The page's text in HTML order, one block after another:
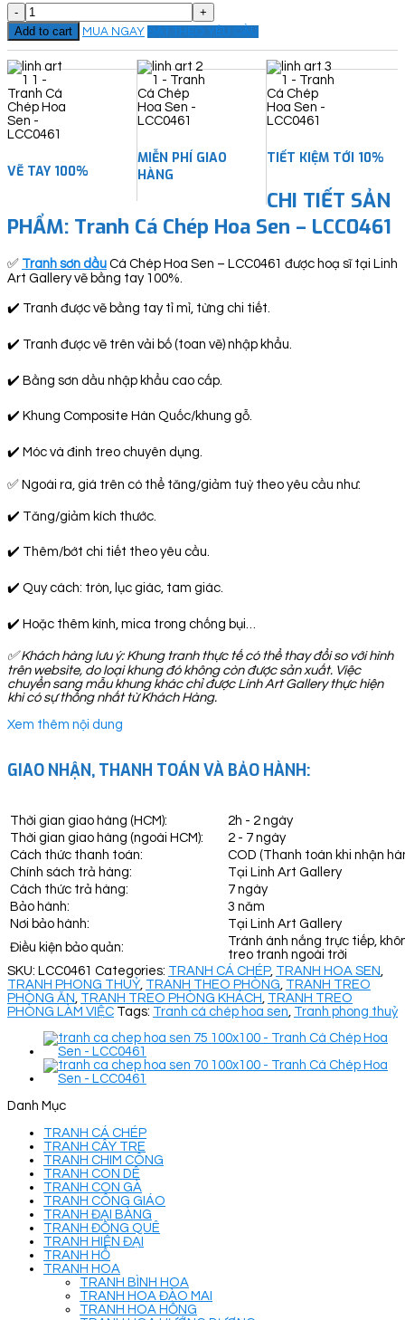
Tranh
Cá
Chép
Hoa
Sen
-
LCC0461
quantity
Add to cart MUA NGAY ĐẶT THEO YÊU CẦU
VẼ TAY 100%
MIỄN PHÍ GIAO
HÀNG
TIẾT KIỆM TỚI 10%
CHI TIẾT SẢN
PHẨM: Tranh Cá Chép Hoa Sen – LCC0461
✅ Tranh sơn dầu Cá Chép Hoa Sen – LCC0461 được hoạ sĩ tại Linh
Art Gallery vẽ bằng tay 100%.
✔️ Tranh được vẽ bằng tay tỉ mỉ, từng chi tiết.
✔️ Tranh được vẽ trên vải bố (toan vẽ) nhập khẩu.
✔️ Bằng sơn dầu nhập khẩu cao cấp.
✔️ Khung Composite Hàn Quốc/khung gỗ.
✔️ Móc và đinh treo chuyên dụng.
✅ Ngoài ra, giá trên có thể tăng/giảm tuỳ theo yêu cầu như:
✔️ Tăng/giảm kích thước.
✔️ Thêm/bớt chi tiết theo yêu cầu.
✔️ Quy cách: tròn, lục giác, tam giác.
✔️ Hoặc thêm kính, mica trong chống bụi…
✅Khách hàng lưu ý: Khung tranh thực tế có thể thay đổi so với hình
trên website, do loại khung đó không còn được sản xuất. Việc
chuyển sang mẫu khung khác chỉ được Linh Art Gallery thực hiện
khi có sự thống nhất từ Khách Hàng.
Xem thêm nội dung
GIAO NHẬN, THANH TOÁN VÀ BẢO HÀNH:
Thời gian giao hàng (HCM):
2h - 2 ngày
Thời gian giao hàng (ngoài HCM):
2 - 7 ngày
Cách thức thanh toán:
COD (Thanh toán khi nhận
Chính sách trả hàng:
Tại Linh Art Gallery
Cách thức trả hàng:
7 ngày
Bảo hành:
3 năm
Nơi bảo hành:
Tại Linh Art Gallery
Điều kiện bảo quản:
Tránh ánh nắng trực tiếp,
treo tranh ngoài trời
SKU: LCC0461 Categories: TRANH CÁ CHÉP, TRANH HOA SEN
TRANH PHONG THUỶ TRANH THEO PHÒNG TRANH TREO
PHÒNG ĂN TRANH TREO PHÒNG KHÁCH TRANH TREO
PHÒNG LÀM VIỆC Tags: Tranh cá chép hoa sen Tranh phong thuỷ
Danh Mục
TRANH CÁ CHÉP
TRANH CÂY TRE
TRANH CHIM CÔNG
TRANH CON DÊ
TRANH CON GÀ
TRANH CÔNG GIÁO
TRANH ĐẠI BÀNG
TRANH ĐỒNG QUÊ
TRANH HIỆN ĐẠI
TRANH HỔ
TRANH HOA
TRANH BÌNH HOA
TRANH HOA ĐÀO MAI
TRANH HOA HỒNG